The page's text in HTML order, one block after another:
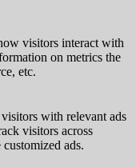
visitors interact with
on metrics the
etc.
with relevant ads
visitors across
ads.